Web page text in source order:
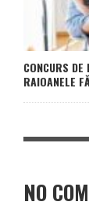
CONCURS
RAIOANELE
NO